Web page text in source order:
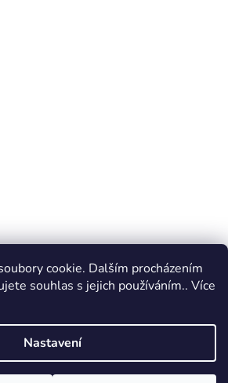
cookie. Dalším procházením
souhlas s jejich používáním.. Více
Nastavení
Vytvořil Shoptet